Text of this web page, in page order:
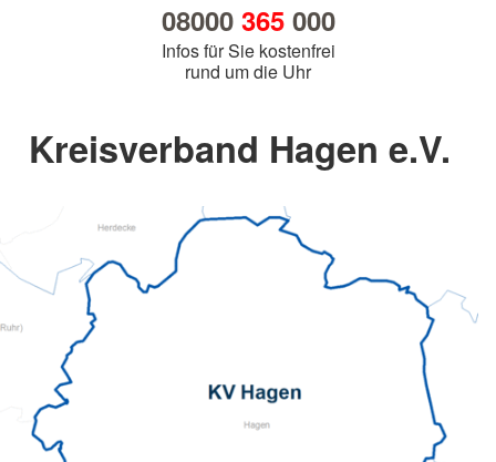
08000 365000
Infos für Sie kostenfrei
rund um die Uhr
Kreisverband Hagen e.V.